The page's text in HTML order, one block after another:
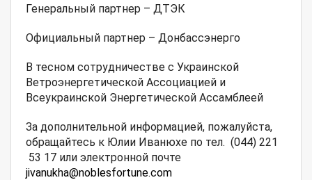
Генеральный партнер – ДТЭК
Официальный партнер – Донбассэнерго
В тесном сотрудничестве с Украинской
Ветроэнергетической Ассоциацией и
Всеукраинской Энергетической Ассамблеей
За дополнительной информацией, пожалуйста,
обращайтесь к Юлии Иванюхе по тел. (044) 221
53 17 или электронной почте
jivanukha@noblesfortune.com